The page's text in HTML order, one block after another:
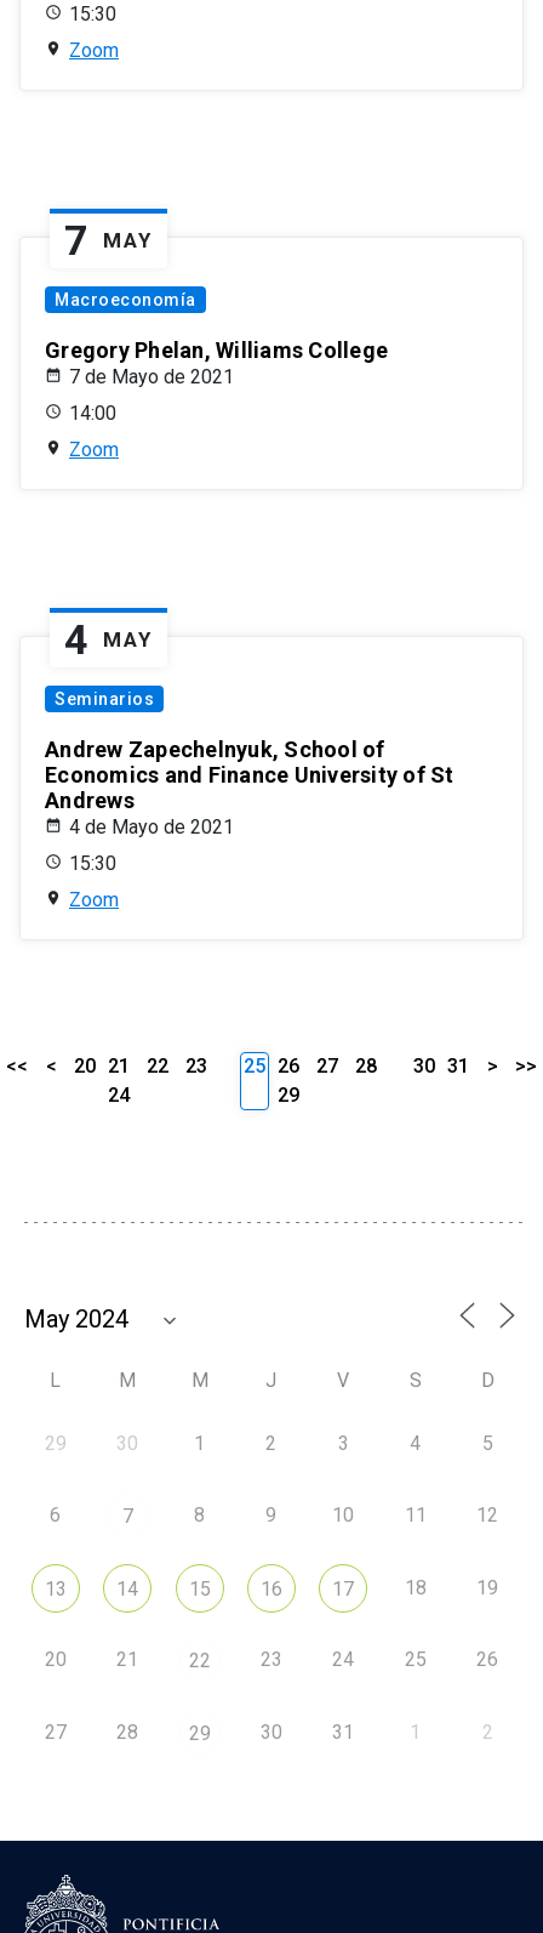
15:30
Zoom
7 MAY
Macroeconomía
Gregory Phelan, Williams College
7 de Mayo de 2021
14:00
Zoom
4 MAY
Seminarios
Andrew Zapechelnyuk, School of
Economics and Finance University of St
Andrews
4 de Mayo de 2021
15:30
Zoom
<< < 20 21 22
23
24
25 26 27
28
29
30 31 > >>
L M M J V S D
29 30 1 2 3 4 5
6 7 8 9 10 11 12
13 14 15 16 17 18 19
20 21 22 23 24 25 26
27 28 29 30 31 1 2